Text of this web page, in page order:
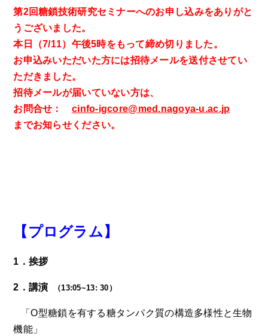
第2回糖鎖技術研究セミナーへのお申し込みをありがと
うございました。
本日（7/11）午後5時をもって締め切りました。
お申込みいただいた方には招待メールを送付させてい
ただきました。
招待メールが届いていない方は、
お問合せ：cinfo-igcore@med.nagoya-u.ac.jp
までお知らせください。
【 プログラム 】
1 ． 挨拶
2 ． 講演 （13:05~13:30 ）
「O型糖鎖を有する糖タンパク質の構造多様性と生物
機能」